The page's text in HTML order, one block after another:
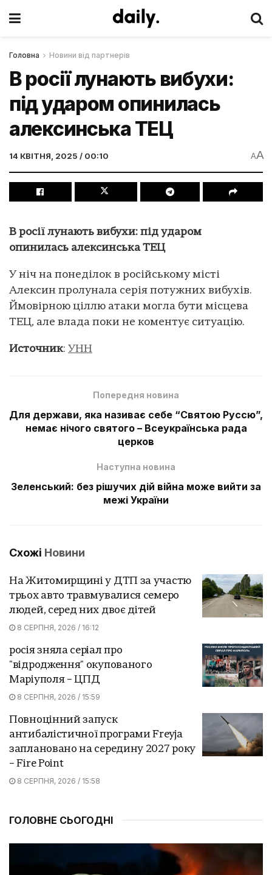
Головна Новини від партнерів
В росії лунають вибухи:
під ударом опинилась
алексинська ТЕЦ
14 КВІТНЯ, 2025 / 00:10 AA
В росії лунають вибухи: під ударом
опинилась алексинська ТЕЦ
У ніч на понеділок в російському місті
Алексин пролунала серія потужних вибухів.
Ймовірною ціллю атаки могла бути місцева
ТЕЦ, але влада поки не коментує ситуацію.
Источник: УНН
Попередня новина
Для держави, яка називає себе “Святою Руссю”,
немає нічого святого – Всеукраїнська рада
церков
Наступна новина
Зеленський: без рішучих дій війна може вийти за
межі України
Схожі Новини
На Житомирщині у ДТП за участю
трьох авто травмувалися семеро
людей, серед них двоє дітей
8 СЕРПНЯ, 2026 / 16:12
росія зняла серіал про
"відродження" окупованого
Маріуполя – ЦПД
8 СЕРПНЯ, 2026 / 15:59
Повноцінний запуск
антибалістичної програми Freyja
заплановано на середину 2027 року
– Fire Point
8 СЕРПНЯ, 2026 / 15:58
ГОЛОВНЕ СЬОГОДНІ